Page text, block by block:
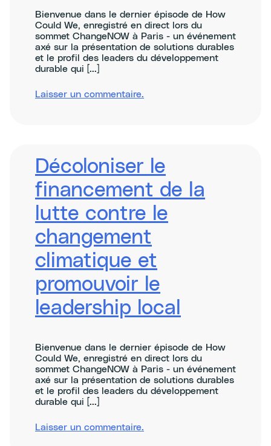
Bienvenue dans le dernier épisode de How
Could We, enregistré en direct lors du
sommet ChangeNOW à Paris - un événement
axé sur la présentation de solutions durables
et le profil des leaders du développement
durable qui [...]
Laisser un commentairesur
build
climate
resilience
.
Décoloniser le
financement de la
lutte contre le
changement
climatique et
promouvoir le
leadership local
Bienvenue dans le dernier épisode de How
Could We, enregistré en direct lors du
sommet ChangeNOW à Paris - un événement
axé sur la présentation de solutions durables
et le profil des leaders du développement
durable qui [...]
Laisser un commentairesur
.